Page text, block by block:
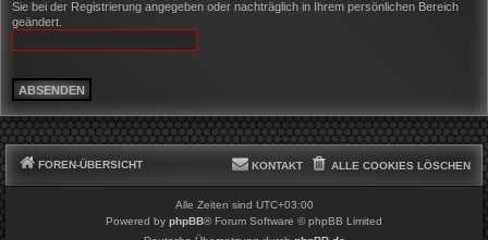
Sie bei der Registrierung angegeben oder nachträglich in Ihrem persönlichen Bereich
geändert.
FOREN-ÜBERSICHT ALLE COOKIES LÖSCHEN
KONTAKT
Alle Zeiten sind UTC+03:00
Powered by phpBB® Forum Software © phpBB Limited